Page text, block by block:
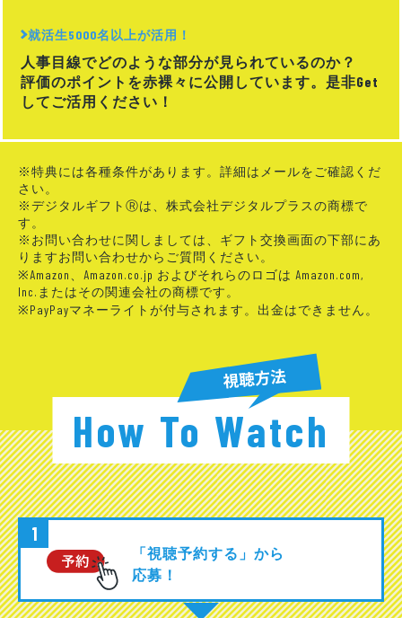
就活生5000名以上が活用！
人事目線でどのような部分が見られているのか？
評価のポイントを赤裸々に公開しています。是非Get
してご活用ください！
※特典には各種条件があります。詳細はメールをご確認くだ
さい。
※デジタルギフトⓇは、株式会社デジタルプラスの商標で
す。
※お問い合わせに関しましては、ギフト交換画面の下部にあ
りますお問い合わせからご質問ください。
※Amazon、Amazon.co.jp およびそれらのロゴは Amazon.com,
Inc.またはその関連会社の商標です。
※PayPayマネーライトが付与されます。出金はできません。
How To Watch
1
「視聴予約する」 から
応募！